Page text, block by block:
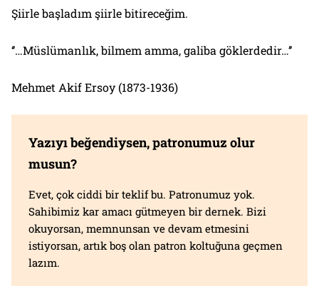
Şiirle başladım şiirle bitireceğim.
‘’…Müslümanlık, bilmem amma, galiba göklerdedir…’’
Mehmet Akif Ersoy (1873-1936)
Yazıyı beğendiysen, patronumuz olur
musun?
Evet, çok ciddi bir teklif bu. Patronumuz yok.
Sahibimiz kar amacı gütmeyen bir dernek. Bizi
okuyorsan, memnunsan ve devam etmesini
istiyorsan, artık boş olan patron koltuğuna geçmen
lazım.